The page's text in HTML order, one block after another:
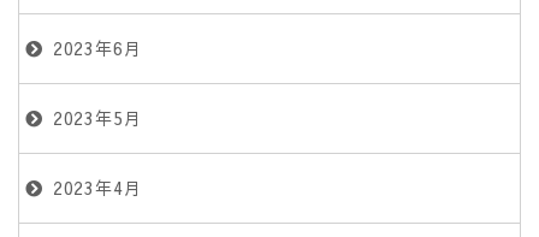
2023年6月
2023年5月
2023年4月